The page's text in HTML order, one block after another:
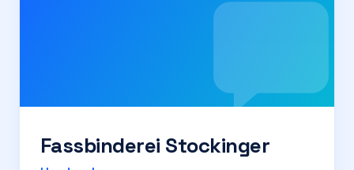
PreiseFassbinderei Stockinger